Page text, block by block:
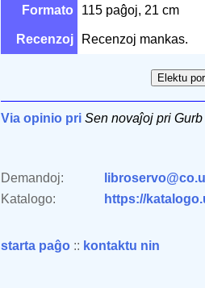
Formato 115 paĝoj, 21 cm
Recenzoj Recenzoj mankas.
Via opinio pri Sen novaĵoj pri Gurb
Demandoj:
Katalogo:
https://
starta paĝo :: kontaktu nin